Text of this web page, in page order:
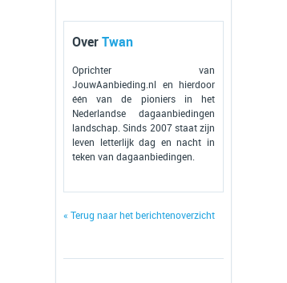
Over Twan
Oprichter van
JouwAanbieding.nl en hierdoor
één van de pioniers in het
Nederlandse dagaanbiedingen
landschap. Sinds 2007 staat zijn
leven letterlijk dag en nacht in
teken van dagaanbiedingen.
« Terug naar het berichtenoverzicht